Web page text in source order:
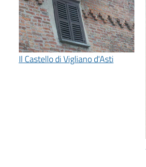
Il Castello di Vigliano d'Asti